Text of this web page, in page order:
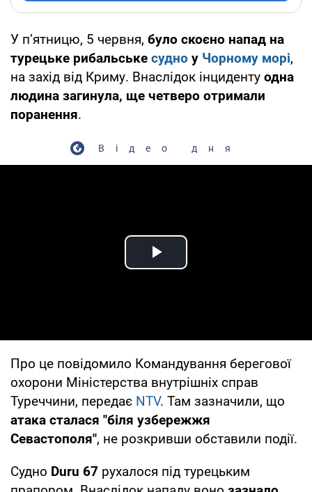
У пʼятницю, 5 червня, було скоєно напад на
турецьке рибальське судно у Чорному морі,
на захід від Криму. Внаслідок інциденту одна
людина загинула, ще четверо отримали
поранення.
Відео дня
Play Video
Про це повідомило Командування берегової
охорони Міністерства внутрішніх справ
Туреччини, передає NTV. Там зазначили, що
атака сталася "біля узбережжя
Севастополя", не розкривши обставили події.
Судно Duru 67 рухалося під турецьким